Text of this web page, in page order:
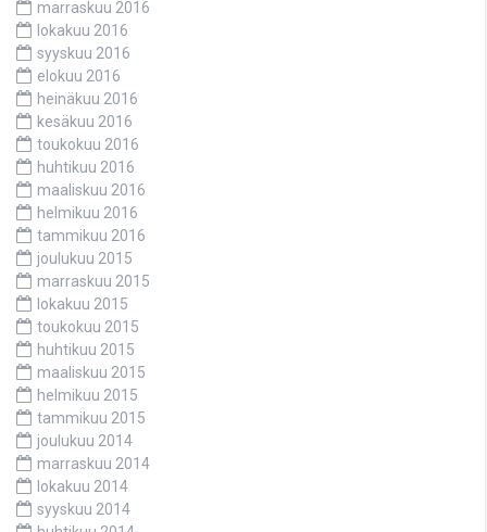
marraskuu 2016
lokakuu 2016
syyskuu 2016
elokuu 2016
heinäkuu 2016
kesäkuu 2016
toukokuu 2016
huhtikuu 2016
maaliskuu 2016
helmikuu 2016
tammikuu 2016
joulukuu 2015
marraskuu 2015
lokakuu 2015
toukokuu 2015
huhtikuu 2015
maaliskuu 2015
helmikuu 2015
tammikuu 2015
joulukuu 2014
marraskuu 2014
lokakuu 2014
syyskuu 2014